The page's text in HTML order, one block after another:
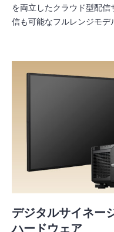
を両立したクラウド型配
信も可能なフルレンジモデ
デジタルサイネー
ハードウェア